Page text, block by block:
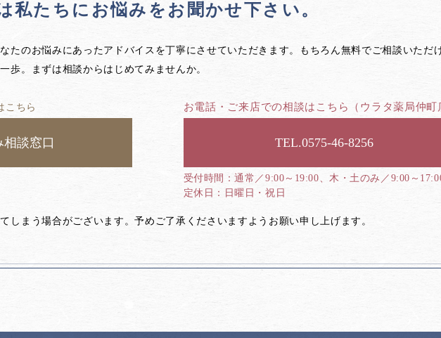
私たちに お悩みをお聞かせ下さい。
たのお悩みにあったアドバイスを丁寧にさせていただきます。もちろん無料でご相談いただ
歩。まずは相談からはじめてみませんか。
こちら
談窓口
お電話・ご来店での相談はこちら （ウラタ薬局仲町
0575-46-8256
通常／9:00～19:00、木・土のみ／9:00～
日曜日・祝日
まう場合がございます。予めご了承くださいますようお願い申し上げます。